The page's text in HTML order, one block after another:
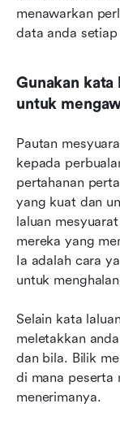
menawarkan
data anda
Gunakan kata
untuk
Pautan
kepada
pertahanan
yang kuat dan
laluan
mereka yang
Ia adalah cara
untuk
Selain kata
meletakkan
dan bila. Bilik
di mana peserta
menerimanya.